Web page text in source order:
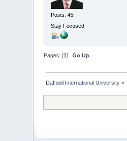
Posts: 45
Stay Focused
Pages: [1]Go Up
Daffodil International University »